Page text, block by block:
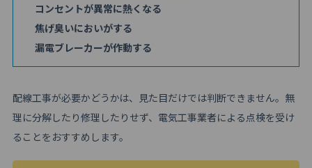
コンセントが異常に熱くなる
焦げ臭いにおいがする
漏電ブレーカーが作動する
配線工事が必要かどうかは、見た目だけでは判断できません。無
理に分解したり修理したりせず、電気工事業者による点検を受け
ることをおすすめします。